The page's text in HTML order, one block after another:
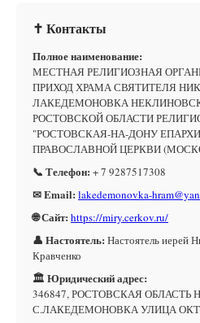
✝ Контакты
Полное наименование:
МЕСТНАЯ РЕЛИГИОЗНАЯ
ПРИХОД ХРАМА СВЯТИТЕЛЯ
ЛАКЕДЕМОНОВКА
РОСТОВСКОЙ ОБЛАСТИ
"РОСТОВСКАЯ-НА-ДОНУ
ПРАВОСЛАВНОЙ ЦЕРКВИ
📞 Телефон: + 7 9287517308
✉ Email: lakedemonovka-
🌐 Сайт: https://miry.cerkov.ru/
👤 Настоятель: Настоятель иерей
Кравченко
🏛 Юридический адрес:
346847, РОСТОВСКАЯ
С.ЛАКЕДЕМОНОВКА УЛИЦА